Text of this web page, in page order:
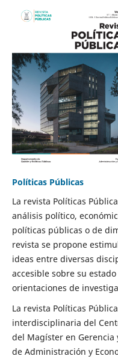
Políticas Públicas
La revista Políticas
análisis político,
políticas públicas o de
revista se propone
ideas entre diversas
accesible sobre su
orientaciones de
La revista Políticas
interdisciplinaria del
del Magíster en Gerencia
de Administración y